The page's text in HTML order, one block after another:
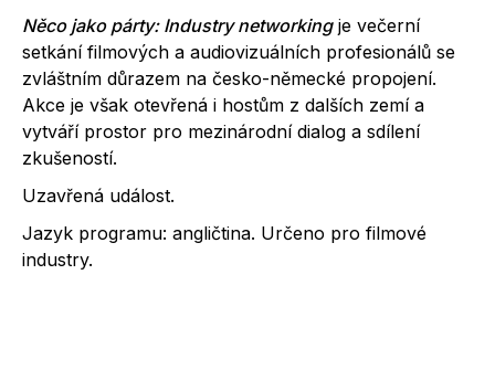
Něco jako párty: Industry networkingje večerní
setkání filmových a audiovizuálních profesionálů se
zvláštním důrazem na česko-německé propojení.
Akce je však otevřená i hostům z dalších zemí a
vytváří prostor pro mezinárodní dialog a sdílení
zkušeností.
Uzavřená událost.
Jazyk programu: angličtina. Určeno pro filmové
industry.